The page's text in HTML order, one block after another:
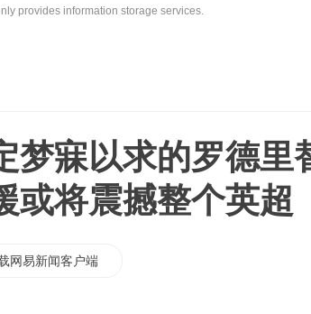
provides information storage services.
梦寐以求的罗德里
或将震撼整个英超
网易新闻客户端